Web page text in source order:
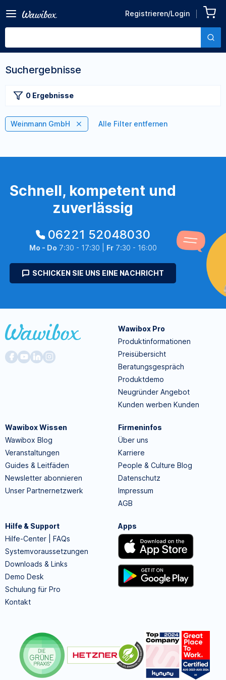
Registrieren/Login
Suchergebnisse
0 Ergebnisse
Weinmann GmbH Alle Filter entfernen
Schnell, kompetent und
zuverlässig
06221 52048030
Mo - Do 7:30 - 17:30 | Fr7:30 - 16:00
SCHICKEN SIE UNS EINE NACHRICHT
Wawibox Pro
Produktinformationen
Preisübersicht
Beratungsgespräch
Produktdemo
Neugründer Angebot
Kunden werben Kunden
Wawibox Wissen
Wawibox Blog
Veranstaltungen
Guides & Leitfäden
Newsletter abonnieren
Unser Partnernetzwerk
Firmeninfos
Über uns
Karriere
People & Culture Blog
Datenschutz
Impressum
AGB
Hilfe & Support
Hilfe-Center | FAQs
Systemvoraussetzungen
Downloads & Links
Demo Desk
Schulung für Pro
Kontakt
Apps